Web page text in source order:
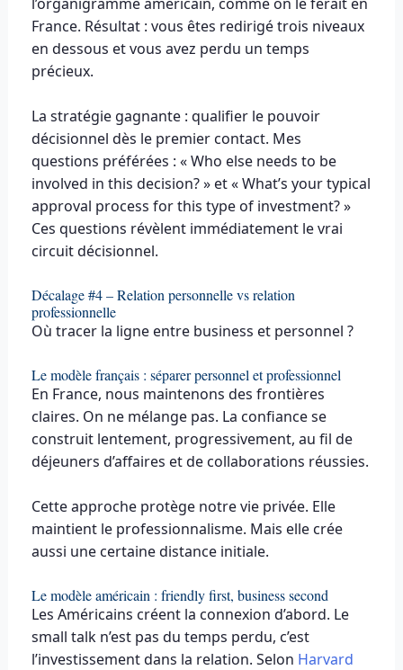
France. Résultat : vous êtes redirigé trois niveaux
en dessous et vous avez perdu un temps
précieux.
La stratégie gagnante : qualifier le pouvoir
décisionnel dès le premier contact. Mes
questions préférées : « Who else needs to be
involved in this decision? » et « What’s your typical
approval process for this type of investment? »
Ces questions révèlent immédiatement le vrai
circuit décisionnel.
Décalage #4 – Relation personnelle vs relation
professionnelle
Où tracer la ligne entre business et personnel ?
Le modèle français : séparer personnel et professionnel
En France, nous maintenons des frontières
claires. On ne mélange pas. La confiance se
construit lentement, progressivement, au fil de
déjeuners d’affaires et de collaborations réussies.
Cette approche protège notre vie privée. Elle
maintient le professionnalisme. Mais elle crée
aussi une certaine distance initiale.
Le modèle américain : friendly first, business second
Les Américains créent la connexion d’abord. Le
small talk n’est pas du temps perdu, c’est
l’investissement dans la relation. Selon Harvard